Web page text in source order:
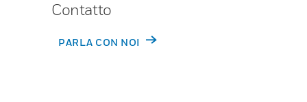
Contatto
PARLA CON NOI